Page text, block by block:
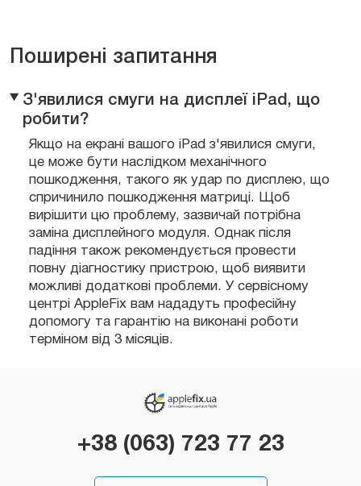
Поширені запитання
З'явилися смуги на дисплеї iPad, що
робити?
Якщо на екрані вашого iPad з'явилися смуги,
це може бути наслідком механічного
пошкодження, такого як удар по дисплею, що
спричинило пошкодження матриці. Щоб
вирішити цю проблему, зазвичай потрібна
заміна дисплейного модуля. Однак після
падіння також рекомендується провести
повну діагностику пристрою, щоб виявити
можливі додаткові проблеми. У сервісному
центрі AppleFix вам нададуть професійну
допомогу та гарантію на виконані роботи
терміном від 3 місяців.
+38 (063) 723 77 23